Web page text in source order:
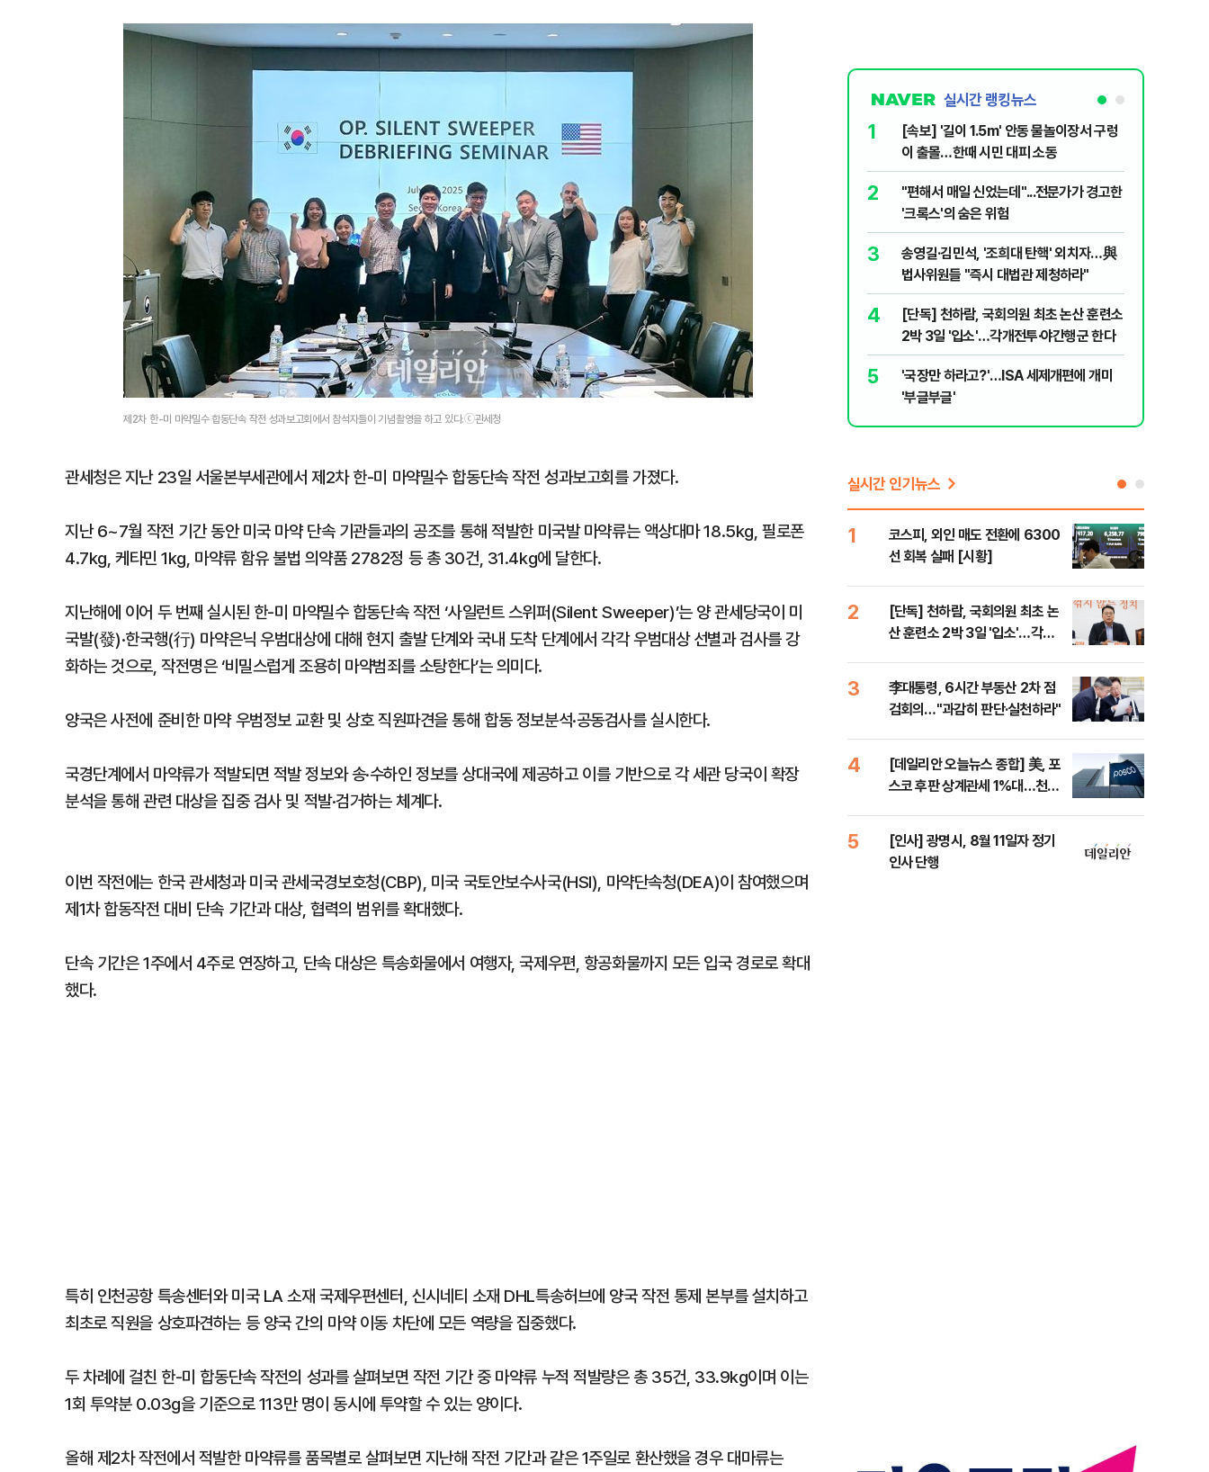
제2차 한-미 마약밀수 합동단속 작전 성과보고회에서 참석자들이 기념촬영을 하고 있다.ⓒ관세청
관세청은 지난 23일 서울본부세관에서 제2차 한-미 마약밀수 합동단속 작전 성과보고회를 가졌다.
지난 6~7월 작전 기간 동안 미국 마약 단속 기관들과의 공조를 통해 적발한 미국발 마약류는 액상대마 18.5kg, 필로폰
4.7kg, 케타민 1kg, 마약류 함유 불법 의약품 2782정 등 총 30건, 31.4kg에 달한다.
지난해에 이어 두 번째 실시된 한-미 마약밀수 합동단속 작전 ‘사일런트 스위퍼(Silent Sweeper)’는 양 관세당국이 미
국발(發)·한국행(行) 마약은닉 우범대상에 대해 현지 출발 단계와 국내 도착 단계에서 각각 우범대상 선별과 검사를 강
화하는 것으로, 작전명은 ‘비밀스럽게 조용히 마약범죄를 소탕한다’는 의미다.
양국은 사전에 준비한 마약 우범정보 교환 및 상호 직원파견을 통해 합동 정보분석·공동검사를 실시한다.
국경단계에서 마약류가 적발되면 적발 정보와 송·수하인 정보를 상대국에 제공하고 이를 기반으로 각 세관 당국이 확장
분석을 통해 관련 대상을 집중 검사 및 적발·검거하는 체계다.
이번 작전에는 한국 관세청과 미국 관세국경보호청(CBP), 미국 국토안보수사국(HSI), 마약단속청(DEA)이 참여했으며
제1차 합동작전 대비 단속 기간과 대상, 협력의 범위를 확대했다.
단속 기간은 1주에서 4주로 연장하고, 단속 대상은 특송화물에서 여행자, 국제우편, 항공화물까지 모든 입국 경로로 확대
했다.
특히 인천공항 특송센터와 미국 LA 소재 국제우편센터, 신시네티 소재 DHL특송허브에 양국 작전 통제 본부를 설치하고
최초로 직원을 상호파견하는 등 양국 간의 마약 이동 차단에 모든 역량을 집중했다.
두 차례에 걸친 한-미 합동단속 작전의 성과를 살펴보면 작전 기간 중 마약류 누적 적발량은 총 35건, 33.9kg이며 이는
1회 투약분 0.03g을 기준으로 113만 명이 동시에 투약할 수 있는 양이다.
올해 제2차 작전에서 적발한 마약류를 품목별로 살펴보면 지난해 작전 기간과 같은 1주일로 환산했을 경우 대마류는
실시간 랭킹뉴스
1
[속보] '길이 1.5m' 안동 물놀이장서 구렁
이 출몰…한때 시민 대피 소동
2
"편해서 매일 신었는데"...전문가가 경고한
'크록스'의 숨은 위험
3
송영길·김민석, '조희대 탄핵' 외치자…與
법사위원들 "즉시 대법관 제청하라"
4
[단독] 천하람, 국회의원 최초 논산 훈련소
2박 3일 '입소'…각개전투·야간행군 한다
5
'국장만 하라고?'…ISA 세제개편에 개미
'부글부글'
실시간 인기뉴스
1
코스피, 외인 매도 전환에 6300
선 회복 실패 [시황]
2
[단독] 천하람, 국회의원 최초 논
산 훈련소 2박 3일 '입소'…각개
3
李대통령, 6시간 부동산 2차 점
검회의…"과감히 판단·실천하라"
4
[데일리안 오늘뉴스 종합] 美, 포
스코 후판 상계관세 1%대…천하
5
[인사] 광명시, 8월 11일자 정기
인사 단행